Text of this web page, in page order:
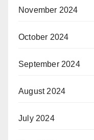
November 2024
October 2024
September 2024
August 2024
July 2024